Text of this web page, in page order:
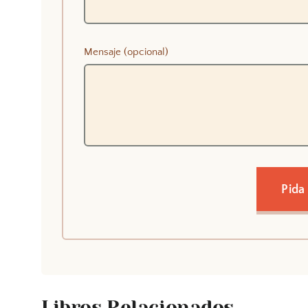
Mensaje (opcional)